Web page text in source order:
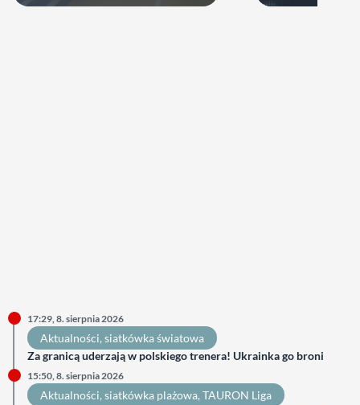
17:29, 8. sierpnia 2026
Aktualności, siatkówka światowa
Za granicą uderzają w polskiego trenera! Ukrainka go broni
15:50, 8. sierpnia 2026
Aktualności, siatkówka plażowa, TAURON Liga